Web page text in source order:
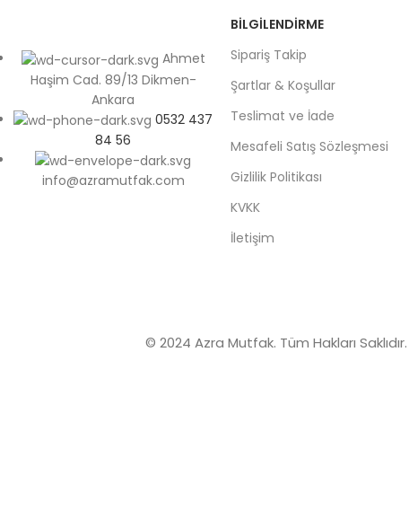
Ahmet
Haşim Cad. 89/13 Dikmen-
Ankara
0532 437
84 56
info@azramutfak.com
BILGILENDIRME
Sipariş Takip
Şartlar & Koşullar
Teslimat ve İade
Mesafeli Satış Sözleşmesi
Gizlilik Politikası
KVKK
İletişim
© 2024 Azra Mutfak. Tüm Hakları Saklıdır.